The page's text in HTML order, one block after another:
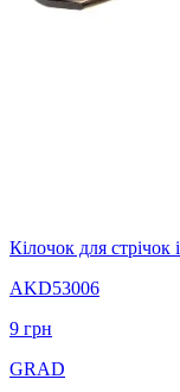
Кілочок для
AKD53006
9 грн
GRAD